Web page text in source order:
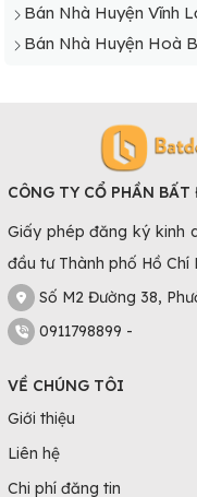
Bán Nhà Huyện Vĩnh
Bán Nhà Huyện Hoà
CÔNG TY CỔ PHẦN
Giấy phép đăng ký kinh
đầu tư Thành phố Hồ Chí
Số M2 Đường 38,
0911798899 -
VỀ CHÚNG TÔI
Giới thiệu
Liên hệ
Chi phí đăng tin